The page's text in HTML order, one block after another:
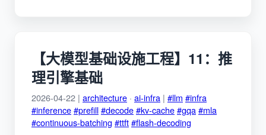
【大模型基础设施工程】11：推
理引擎基础
2026-04-22 | architecture · ai-infra | #llm #infra
#inference#prefill#decode#kv-cache#gqa#mla
#continuous-batching #ttft#flash-decoding